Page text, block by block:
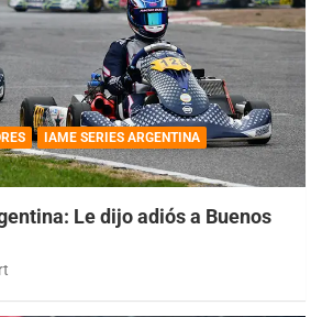
IAME SERIES ARGENTINA
Le dijo adiós a Buenos